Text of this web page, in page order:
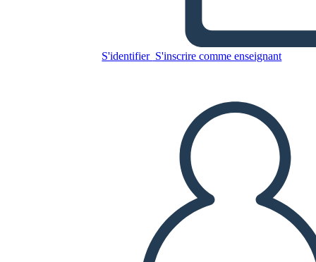
S'identifier S'inscrire comme enseignant
Copiez ce storyboard
CRÉER UN STORYBOARD
LIS-MOI